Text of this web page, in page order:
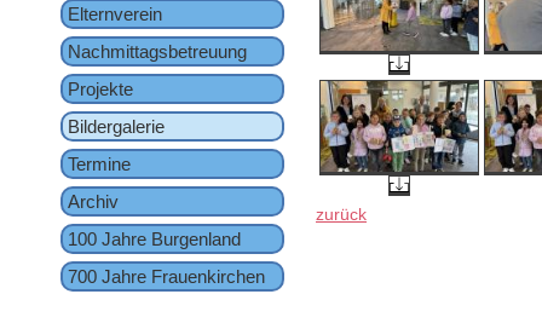
Elternverein
Nachmittagsbetreuung
Projekte
Bildergalerie
Termine
Archiv
100 Jahre Burgenland
700 Jahre Frauenkirchen
zurück